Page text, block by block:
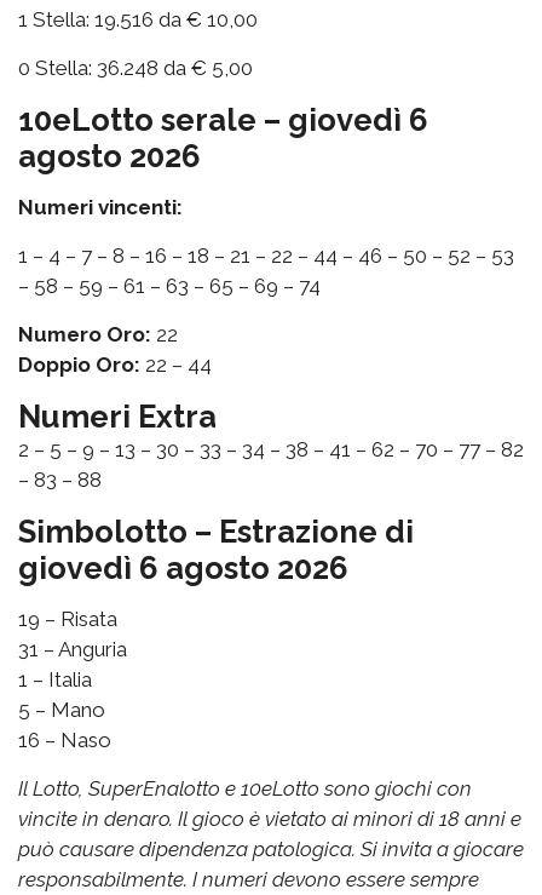
1 Stella: 19.516 da € 10,00
0 Stella: 36.248 da € 5,00
10eLotto serale – giovedì 6
agosto 2026
Numeri vincenti:
1 – 4 – 7 – 8 – 16 – 18 – 21 – 22 – 44 – 46 – 50 – 52 – 53
– 58 – 59 – 61 – 63 – 65 – 69 – 74
Numero Oro: 22
Doppio Oro: 22 – 44
Numeri Extra
2 – 5 – 9 – 13 – 30 – 33 – 34 – 38 – 41 – 62 – 70 – 77 – 82
– 83 – 88
Simbolotto – Estrazione di
giovedì 6 agosto 2026
19 – Risata
31 – Anguria
1 – Italia
5 – Mano
16 – Naso
Il Lotto, SuperEnalotto e 10eLotto sono giochi con
vincite in denaro. Il gioco è vietato ai minori di 18 anni e
può causare dipendenza patologica. Si invita a giocare
responsabilmente. I numeri devono essere sempre